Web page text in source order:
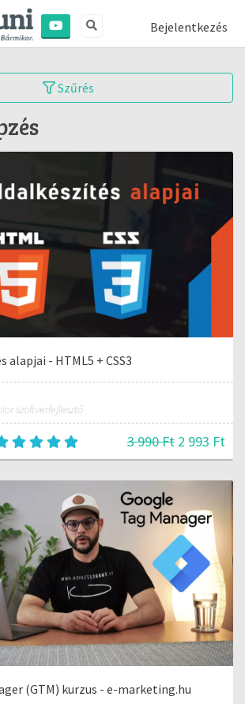
Bejelentkezés
Szűrés
alapjai - HTML5 + CSS3
szoftverfejlesztő
3 990 Ft 2 993 Ft
(GTM) kurzus - e-marketing.hu